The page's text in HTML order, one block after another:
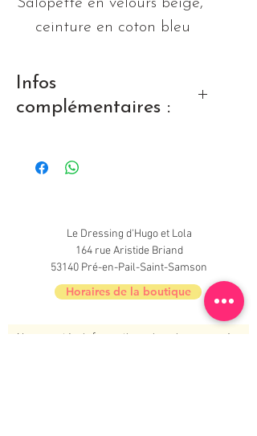
ceinture en coton bleu
Infos
complémentaires :
Le Dressing d'Hugo et Lola
164 rue Aristide Briand
53140 Pré-en-Pail-Saint-Samson
Horaires de la boutique
Nouveautés, informations, inscrivez-vous à